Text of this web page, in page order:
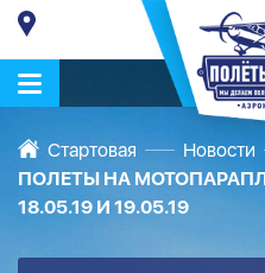
Стартовая Новости
ПОЛЕТЫ НА
18.05.19 И 19.05.19